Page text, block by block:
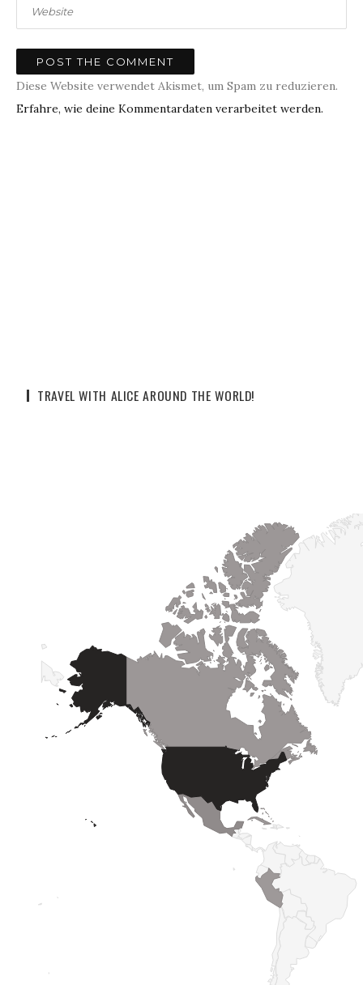
Diese Website verwendet Akismet, um Spam zu reduzieren.
Erfahre, wie deine Kommentardaten verarbeitet werden.
TRAVEL WITH ALICE AROUND THE WORLD!